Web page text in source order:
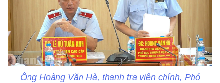
Ông Hoàng Văn Hà, thanh tra viên chính, Phó